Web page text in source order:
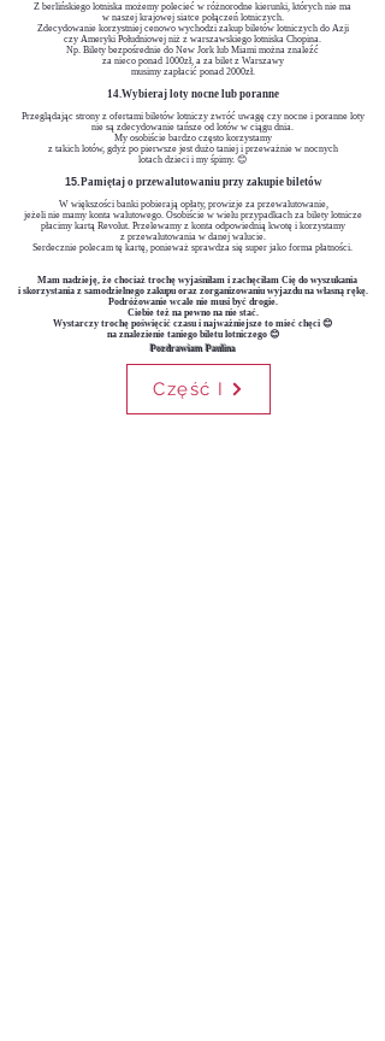
Z berlińskiego lotniska możemy polecieć w różnorodne kierunki, których nie ma
w naszej krajowej siatce połączeń lotniczych.
Zdecydowanie korzystniej cenowo wychodzi zakup biletów lotniczych do Azji
czy Ameryki Południowej niż z warszawskiego lotniska Chopina.
Np. Bilety bezpośrednie do New Jork lub Miami można znaleźć
za nieco ponad 1000zł, a za bilet z Warszawy
musimy zapłacić ponad 2000zł.
14.Wybieraj loty nocne lub poranne
Przeglądając strony z ofertami biletów lotniczy zwróć uwagę czy nocne i poranne loty
nie są zdecydowanie tańsze od lotów w ciągu dnia.
My osobiście bardzo często korzystamy
z takich lotów, gdyż po pierwsze jest dużo taniej i przeważnie w nocnych
lotach dzieci i my śpimy. 😊
​15.Pamiętaj o przewalutowaniu przy zakupie biletów
W większości banki pobierają opłaty, prowizje za przewalutowanie,
jeżeli nie mamy konta walutowego. Osobiście w wielu przypadkach za bilety lotnicze
płacimy kartą Revolut. Przelewamy z konta odpowiednią kwotę i korzystamy
z przewalutowania w danej walucie.
Serdecznie polecam tę kartę, ponieważ sprawdza się super jako forma płatności.
Mam nadzieję, że chociaż trochę wyjaśniłam i zachęciłam Cię do wyszukania
i skorzystania z samodzielnego zakupu oraz zorganizowaniu wyjazdu na własną rękę.
Podróżowanie wcale nie musi być drogie.
Ciebie też na pewno na nie stać.
Wystarczy trochę poświęcić czasu i najważniejsze to mieć chęci 😊
na znalezienie taniego biletu lotniczego 😊
Pozdrawiam Paulina
Część I